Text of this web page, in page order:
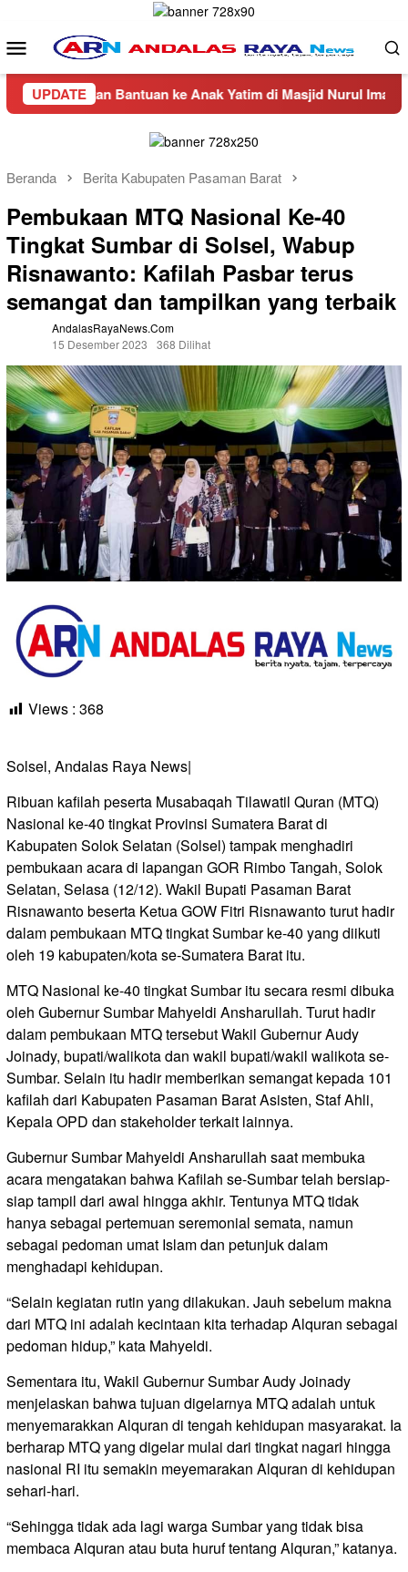
konten
Menu
Mobile
UPDATE
Bantuan ke Anak Yatim di Masjid Nurul Iman Air Napal
Beranda Berita Kabupaten Pasaman Barat
Pembukaan MTQ Nasional Ke-40
Tingkat Sumbar di Solsel, Wabup
Risnawanto: Kafilah Pasbar terus
semangat dan tampilkan yang terbaik
AndalasRayaNews.com
15 Desember 2023
368 Dilihat
Views : 368
Solsel, Andalas Raya News|
Ribuan kafilah peserta Musabaqah Tilawatil Quran (MTQ)
Nasional ke-40 tingkat Provinsi Sumatera Barat di
Kabupaten Solok Selatan (Solsel) tampak menghadiri
pembukaan acara di lapangan GOR Rimbo Tangah, Solok
Selatan, Selasa (12/12). Wakil Bupati Pasaman Barat
Risnawanto beserta Ketua GOW Fitri Risnawanto turut hadir
dalam pembukaan MTQ tingkat Sumbar ke-40 yang diikuti
oleh 19 kabupaten/kota se-Sumatera Barat itu.
MTQ Nasional ke-40 tingkat Sumbar itu secara resmi dibuka
oleh Gubernur Sumbar Mahyeldi Ansharullah. Turut hadir
dalam pembukaan MTQ tersebut Wakil Gubernur Audy
Joinady, bupati/walikota dan wakil bupati/wakil walikota se-
Sumbar. Selain itu hadir memberikan semangat kepada 101
kafilah dari Kabupaten Pasaman Barat Asisten, Staf Ahli,
Kepala OPD dan stakeholder terkait lainnya.
Gubernur Sumbar Mahyeldi Ansharullah saat membuka
acara mengatakan bahwa Kafilah se-Sumbar telah bersiap-
siap tampil dari awal hingga akhir. Tentunya MTQ tidak
hanya sebagai pertemuan seremonial semata, namun
sebagai pedoman umat Islam dan petunjuk dalam
menghadapi kehidupan.
“Selain kegiatan rutin yang dilakukan. Jauh sebelum makna
dari MTQ ini adalah kecintaan kita terhadap Alquran sebagai
pedoman hidup,” kata Mahyeldi.
Sementara itu, Wakil Gubernur Sumbar Audy Joinady
menjelaskan bahwa tujuan digelarnya MTQ adalah untuk
menyemarakkan Alquran di tengah kehidupan masyarakat. Ia
berharap MTQ yang digelar mulai dari tingkat nagari hingga
nasional RI itu semakin meyemarakan Alquran di kehidupan
sehari-hari.
“Sehingga tidak ada lagi warga Sumbar yang tidak bisa
membaca Alquran atau buta huruf tentang Alquran,” katanya.